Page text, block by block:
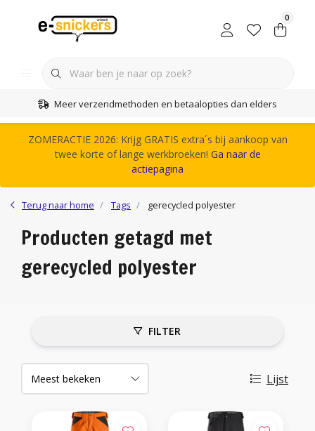
0
Meer verzendmethoden en betaalopties dan elders
ZOMERACTIE 2026: Krijg GRATIS extra´s bij aankoop van
twee korte of lange werkbroeken! Ga naar de
actiepagina
Terug naar home Tags gerecycled polyester
Producten getagd met
gerecycled polyester
FILTER
Lijst